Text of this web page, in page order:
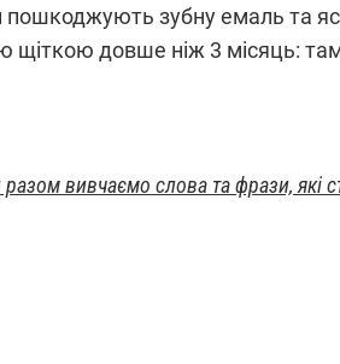
пошкоджують зубну емаль та
щіткою довше ніж 3 місяць:
вивчаємо слова та фрази, які